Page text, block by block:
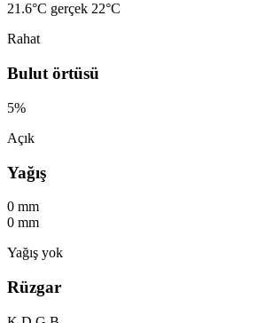
21.6°C gerçek 22°C
Rahat
Bulut örtüsü
5%
Açık
Yağış
0 mm
0 mm
Yağış yok
Rüzgar